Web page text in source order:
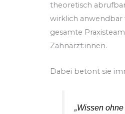
theoretisch
wirklich anwendbar
gesamte
Zahnärzt:innen.
Dabei betont sie
„Wissen